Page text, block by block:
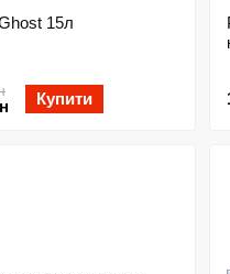
15л
Купити